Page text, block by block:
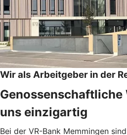
Wir als Arbeitgeber in der
Genossenschaftliche
uns einzigartig
Bei der VR-Bank Memmingen